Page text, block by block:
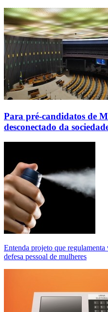
Para pré-candidatos de
desconectado da
Entenda projeto que
defesa pessoal de mulheres